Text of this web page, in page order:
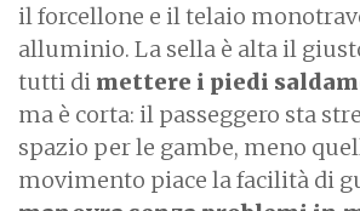
il forcellone e il telaio
alluminio. La sella è alta il
tutti di mettere i piedi
ma è corta: il passeggero sta
spazio per le gambe, meno
movimento piace la facilità di